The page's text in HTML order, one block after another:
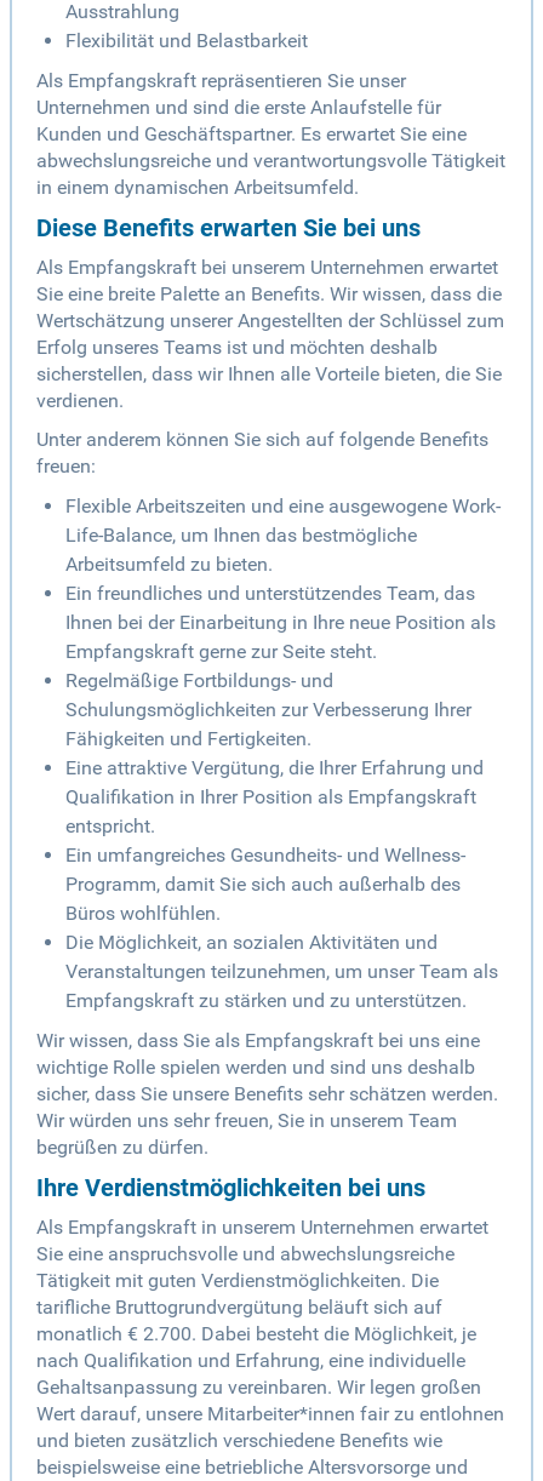
Ausstrahlung
Flexibilität und Belastbarkeit
Als Empfangskraft repräsentieren Sie unser
Unternehmen und sind die erste Anlaufstelle für
Kunden und Geschäftspartner. Es erwartet Sie eine
abwechslungsreiche und verantwortungsvolle Tätigkeit
in einem dynamischen Arbeitsumfeld.
Diese Benefits erwarten Sie bei uns
Als Empfangskraft bei unserem Unternehmen erwartet
Sie eine breite Palette an Benefits. Wir wissen, dass die
Wertschätzung unserer Angestellten der Schlüssel zum
Erfolg unseres Teams ist und möchten deshalb
sicherstellen, dass wir Ihnen alle Vorteile bieten, die Sie
verdienen.
Unter anderem können Sie sich auf folgende Benefits
freuen:
Flexible Arbeitszeiten und eine ausgewogene Work-
Life-Balance, um Ihnen das bestmögliche
Arbeitsumfeld zu bieten.
Ein freundliches und unterstützendes Team, das
Ihnen bei der Einarbeitung in Ihre neue Position als
Empfangskraft gerne zur Seite steht.
Regelmäßige Fortbildungs- und
Schulungsmöglichkeiten zur Verbesserung Ihrer
Fähigkeiten und Fertigkeiten.
Eine attraktive Vergütung, die Ihrer Erfahrung und
Qualifikation in Ihrer Position als Empfangskraft
entspricht.
Ein umfangreiches Gesundheits- und Wellness-
Programm, damit Sie sich auch außerhalb des
Büros wohlfühlen.
Die Möglichkeit, an sozialen Aktivitäten und
Veranstaltungen teilzunehmen, um unser Team als
Empfangskraft zu stärken und zu unterstützen.
Wir wissen, dass Sie als Empfangskraft bei uns eine
wichtige Rolle spielen werden und sind uns deshalb
sicher, dass Sie unsere Benefits sehr schätzen werden.
Wir würden uns sehr freuen, Sie in unserem Team
begrüßen zu dürfen.
Ihre Verdienstmöglichkeiten bei uns
Als Empfangskraft in unserem Unternehmen erwartet
Sie eine anspruchsvolle und abwechslungsreiche
Tätigkeit mit guten Verdienstmöglichkeiten. Die
tarifliche Bruttogrundvergütung beläuft sich auf
monatlich € 2.700. Dabei besteht die Möglichkeit, je
nach Qualifikation und Erfahrung, eine individuelle
Gehaltsanpassung zu vereinbaren. Wir legen großen
Wert darauf, unsere Mitarbeiter*innen fair zu entlohnen
und bieten zusätzlich verschiedene Benefits wie
beispielsweise eine betriebliche Altersvorsorge und